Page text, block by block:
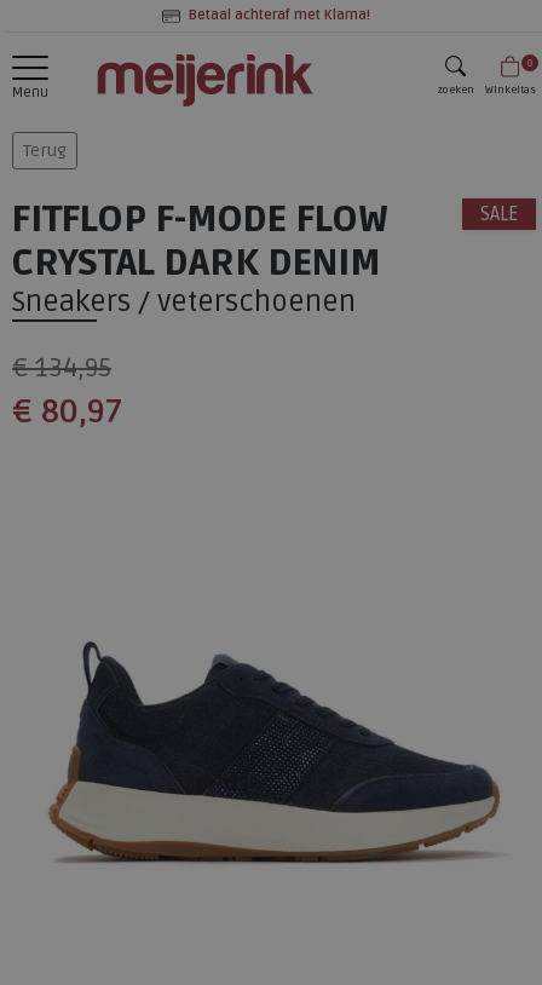
Betaal achteraf met Klarna!
Menu zoeken
0
Winkeltas
Terug
SALE
FITFLOP F-MODE FLOW
CRYSTAL DARK DENIM
Sneakers / veterschoenen
€ 134,95
€ 80,97